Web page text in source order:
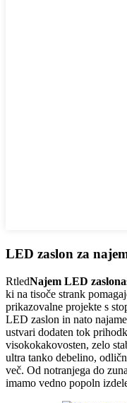
LED zaslon za
RtledNajem LED zaslona
ki na tisoče strank
prikazovalne projekte s
LED zaslon in nato
ustvari dodaten tok
visokokakovosten, zelo
ultra tanko debelino,
več. Od notranjega do
imamo vedno popoln